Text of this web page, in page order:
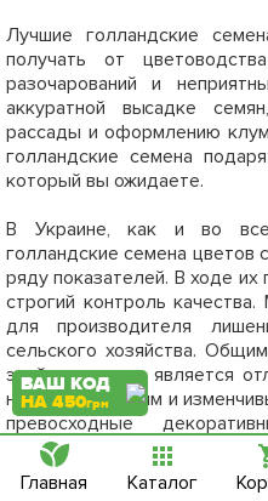
Лучшие голландские
получать от
разочарований и
аккуратной высадке
рассады и оформлению
голландские семена
который вы ожидаете.
В Украине, как и во
голландские семена цветов
ряду показателей. В ходе
строгий контроль
для производителя
сельского хозяйства.
этой продукции является
неблагоприятным и
превосходные
отечественных
отборные семена
для посадки в торфяные
ВАШ КОД
НА 450грн
Главная Каталог